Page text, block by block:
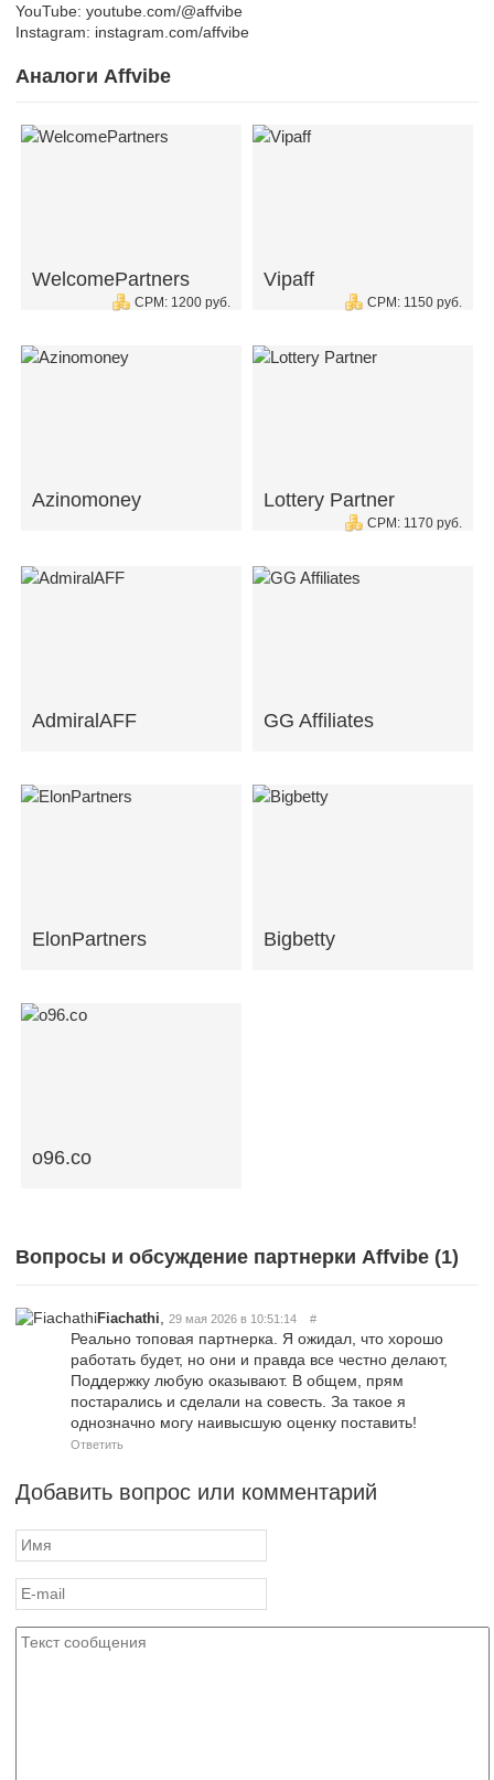
YouTube: youtube.com/@affvibe
Instagram: instagram.com/affvibe
Аналоги Affvibe
WelcomePartners
CPM: 1200 руб.
Vipaff
CPM: 1150 руб.
Azinomoney Lottery Partner
CPM: 1170 руб.
AdmiralAFF GG Affiliates
ElonPartners Bigbetty
o96.co
Вопросы и обсуждение партнерки Affvibe (1)
Fiachathi 29 мая 2026 в 10:51:14 #
Реально топовая партнерка. Я ожидал, что хорошо
работать будет, но они и правда все честно делают,
Поддержку любую оказывают. В общем, прям
постарались и сделали на совесть. За такое я
однозначно могу наивысшую оценку поставить!
Ответить
Добавить вопрос или комментарий